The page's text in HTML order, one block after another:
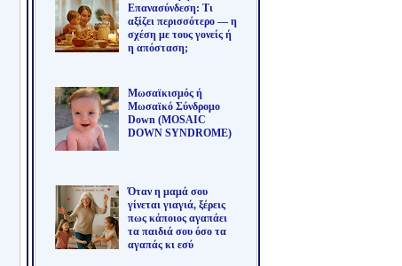
Επανασύνδεση: Τι
αξίζει περισσότερο — η
σχέση με τους γονείς ή
η απόσταση;
Μωσαϊκισμός ή
Μωσαϊκό Σύνδρομο
Down (MOSAIC
DOWN SYNDROME)
Όταν η μαμά σου
γίνεται γιαγιά, ξέρεις
πως κάποιος αγαπάει
τα παιδιά σου όσο τα
αγαπάς κι εσύ